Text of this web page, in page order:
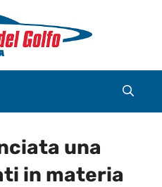
una
in materia